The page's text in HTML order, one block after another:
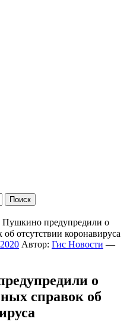
предупредили о
отсутствии коронавируса
Автор: Гис Новости —
о
справок об